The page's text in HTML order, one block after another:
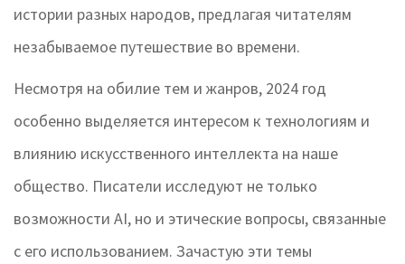
истории разных народов, предлагая читателям
незабываемое путешествие во времени.
Несмотря на обилие тем и жанров, 2024 год
особенно выделяется интересом к технологиям и
влиянию искусственного интеллекта на наше
общество. Писатели исследуют не только
возможности AI, но и этические вопросы, связанные
с его использованием. Зачастую эти темы